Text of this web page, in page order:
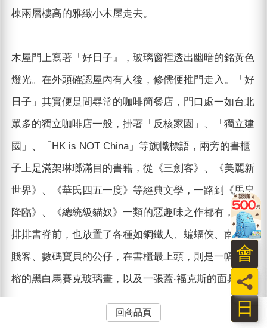
棟兩層樓高的雅緻小木屋走去。
木屋門上寫著「好日子』，玻璃窗裡透出幽暗的銘黃色
燈光。在外頭確認屋內有人後，修儒便推門走入。「好
日子」其實便是間尋常的咖啡簡餐店，門口處一如台北
眾多的獨立咖啡店一般，掛著「反核家園」、「獨立建
國」、「HK is NOT China」等旗幟標語，兩旁的書櫃
子上是滿架琳瑯滿目的書籍，從《三劍客》、《美麗新
世界》、《華氏四五一度》等經典文學，一路到《馬皇
降臨》、《總統級貓奴》一類的惡趣味之作都有，而在
排排書脊前，也放置了各種如鋼鐵人、蝙蝠俠、南方四
賤客、數碼寶貝的公仔，在書櫃最上頭，則是一幅鄭南
榕的黑白馬賽克玻璃畫，以及一張蓋‧福克斯的面具。
而再往前延伸的座位區，雖然佔地不大，但在細心的規
回商品頁 日
員
會